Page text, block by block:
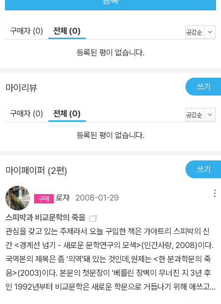
구매자 (0) 전체 (0)
등록된 평이 없습니다.
마이리뷰 쓰기
구매자 (0) 전체 (0)
등록된 평이 없습니다.
마이페이퍼 (2편) 쓰기
로쟈 2008-01-29
스피박과 비교문학의 죽음
관심을 갖고 있는 주제라서 오늘 구입한 책은 가야트리 스피박의 신
간 <경계선 넘기 - 새로운 문학연구의 모색>(인간사랑, 2008)이다.
국역본의 제목은 좀 '의역'돼 있는 것인데,원제는 <한 분과학문의 죽
음>(2003)이다. 본문의 첫문장이 '베를린 장벽이 무너진 지 3년 후
인 1992년부터 비교문학은 새로운 학문으로 거듭나기 위해 애쓰고